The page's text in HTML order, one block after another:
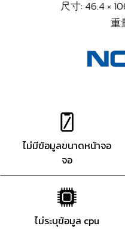
尺寸: 46.4 ×
重
ไม่มีข้อมูลขนาดหน้าจอ
จอ
ไม่ระบุข้อมูล cpu